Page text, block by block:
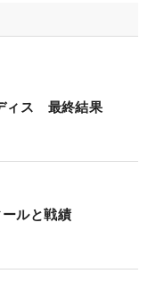
ィス 最終結果
ルと戦績